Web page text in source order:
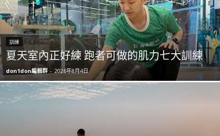
訓練
夏天室內正好練 跑者可做的肌力七大訓練
don1don編輯群 - 2026年8月4日